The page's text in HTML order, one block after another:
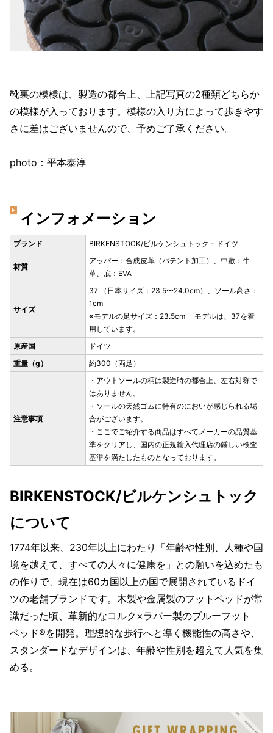
靴裏の模様は、製造の都合上、上記写真の2種類どちらか
の模様が入っております。模様の入り方によって歩きやす
さに差はございませんので、予めご了承ください。
photo：平本泰淳
インフォメーション
ブランド BIRKENSTOCK/ビルケンシュトック - ドイツ
材質
アッパー：合成皮革（パテント加工）、中敷：牛
革、底：EVA
サイズ
37 （日本サイズ：23.5〜24.0cm）、ソール高さ：
1cm
※モデルの足サイズ：23.5cm モデルは、37を着
用しています。
原産国
ドイツ
重量（g）
約300（両足）
注意事項
・アウトソールの柄は製造時の都合上、左右対称で
はありません。
・ソールの天然ゴムに特有のにおいが感じられる場
合がございます。
・ここでご紹介する商品はすべてメーカーの品質基
準をクリアし、国内の正規輸入代理店の厳しい検査
基準を満たしたものとなっております。
BIRKENSTOCK/ビルケンシュトック
について
1774年以来、230年以上にわたり「年齢や性別、人種や国
境を越えて、すべての人々に健康を」との願いを込めたも
の作りで、現在は60カ国以上の国で展開されているドイ
ツの老舗ブランドです。木製や金属製のフットベッドが常
識だった頃、革新的なコルク×ラバー製のブルーフット
ベッド®を開発。理想的な歩行へと導く機能性の高さや、
スタンダードなデザインは、年齢や性別を超えて人気を集
める。